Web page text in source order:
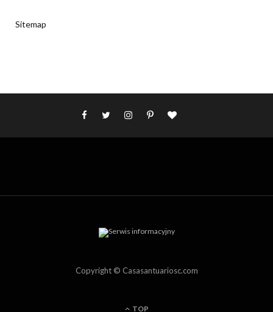
Sitemap
Copyright © Casasantuariosc.com
TOP